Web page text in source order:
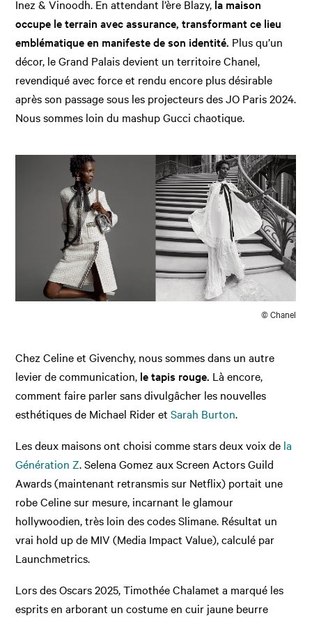
Inez & Vinoodh. En attendant l’ère Blazy, la maison
occupe le terrain avec assurance, transformant ce lieu
emblématique en manifeste de son identité. Plus qu’un
décor, le Grand Palais devient un territoire Chanel,
revendiqué avec force et rendu encore plus désirable
après son passage sous les projecteurs des JO Paris 2024.
Nous sommes loin du mashup Gucci chaotique.
© Chanel
Chez Celine et Givenchy, nous sommes dans un autre
levier de communication, le tapis rouge. Là encore,
comment faire parler sans divulgâcher les nouvelles
esthétiques de Michael Rider etSarah Burton.
Les deux maisons ont choisi comme stars deux voix de la
Génération Z. Selena Gomez aux Screen Actors Guild
Awards (maintenant retransmis sur Netflix) portait une
robe Celine sur mesure, incarnant le glamour
hollywoodien, très loin des codes Slimane. Résultat un
vrai hold up de MIV (Media Impact Value), calculé par
Launchmetrics.
Lors des Oscars 2025, Timothée Chalamet a marqué les
esprits en arborant un costume en cuir jaune beurre